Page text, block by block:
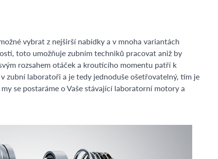
vybrat z nejširší nabídky a v mnoha variantách
toto umožňuje zubním techniků pracovat aniž by
rozsahem otáček a kroutícího momentu patří k
zubní laboratoři a je tedy jednoduše ošetřovatelný, tím je
se postaráme o Vaše stávající laboratorní motory a